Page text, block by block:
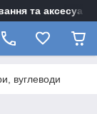
та
вуглеводи